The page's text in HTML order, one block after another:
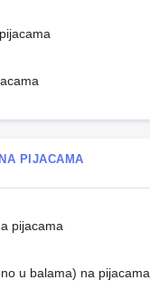
PIJACAMA
pijacama
u balama) na pijacama